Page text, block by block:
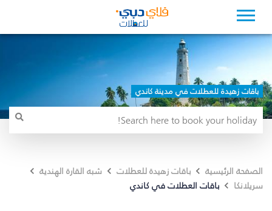
باقات زهيدة للعطلات في مدينة كاندي
الصفحة الرئيسية باقات زهيدة للعطلات
شبه القارة الهندية
سريلانكا
باقات العطلات في كاندي